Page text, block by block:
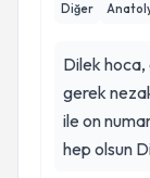
Diğer
Dilek
gerek
ile on
hep olsun